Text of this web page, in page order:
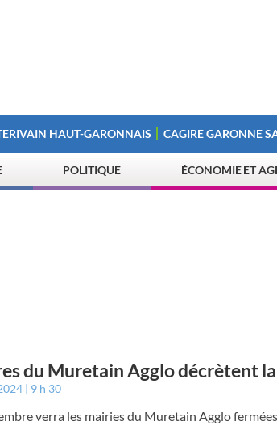
HAUT-GARONNAIS CAGIRE GARONNE
POLITIQUE ÉCONOMIE ET
du Muretain Agglo décrètent
9 h 30
verra les mairies du Muretain Agglo